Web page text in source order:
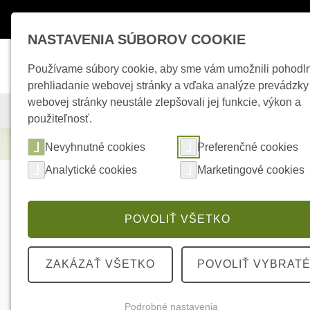
KAMEROVÉ SYSTÉMY ZABEZPEČOVACIE SYSTÉMY
Elektrické kúrenie AJAX NVR 16ch
NASTAVENIA SÚBOROV COOKIE
Používame súbory cookie, aby sme vám umožnili
prehliadanie webovej stránky a vďaka analýze prevádzky
webovej stránky neustále zlepšovali jej funkcie, výkon a
použiteľnosť.
Nevyhnutné cookies
Preferenčné cookies
Analytické cookies
Marketingové cookies
POVOLIŤ VŠETKO
ZAKÁZAŤ VŠETKO POVOLIŤ VYBRATÉ
Podrobné nastavenia